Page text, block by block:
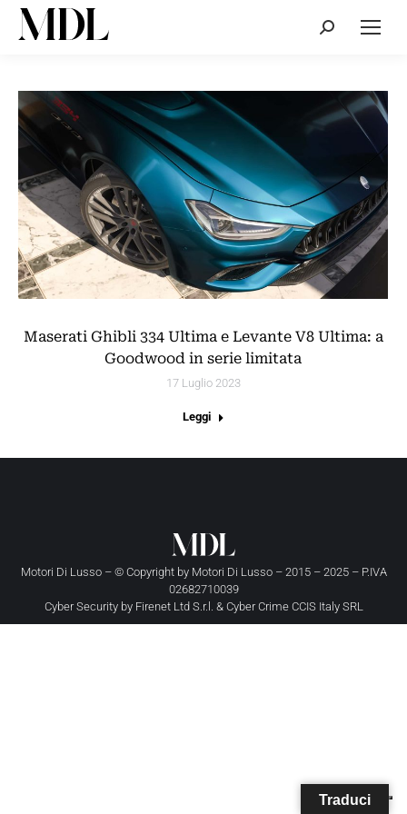
Cerca:
Maserati Ghibli 334 Ultima e Levante V8 Ultima: a
Goodwood in serie limitata
17 Luglio 2023
Leggi
Motori Di Lusso – © Copyright by Motori Di Lusso– 2015 – 2025 – P.IVA
02682710039
Cyber Security by Firenet Ltd S.r.l. & Cyber Crime CCIS Italy SRL
Traduci